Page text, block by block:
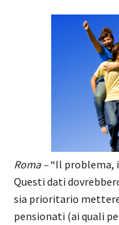
Roma –“Il problema,
Questi dati
sia prioritario
pensionati (ai quali